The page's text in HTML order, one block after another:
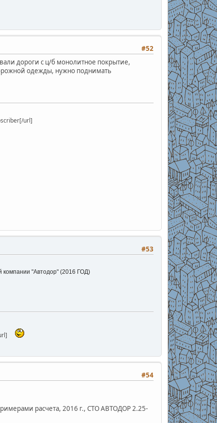
#52
дороги с ц/б монолитное покрытие,
одежды, нужно поднимать
url]
#53
компании "Автодор" (2016 ГОД)
#54
расчета, 2016 г., СТО АВТОДОР 2.25-